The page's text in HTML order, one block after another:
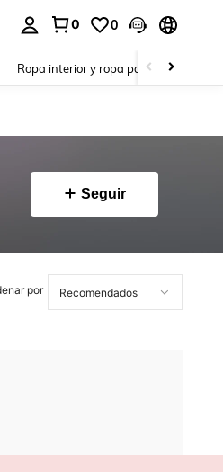
0 0
Ropa interior y ropa para dormir
Seguir
por